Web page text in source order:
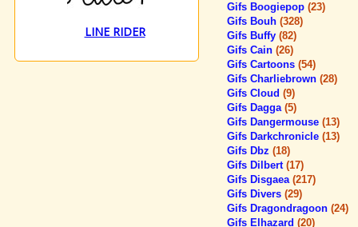
LINE RIDER
Gifs Boogiepop (23)
Gifs Bouh (328)
Gifs Buffy (82)
Gifs Cain (26)
Gifs Cartoons (54)
Gifs Charliebrown (28)
Gifs Cloud (9)
Gifs Dagga (5)
Gifs Dangermouse (13)
Gifs Darkchronicle (13)
Gifs Dbz (18)
Gifs Dilbert (17)
Gifs Disgaea (217)
Gifs Divers (29)
Gifs Dragondragoon (24)
Gifs Elhazard (20)